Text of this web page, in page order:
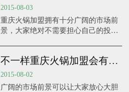
2015-08-03
重庆火锅加盟拥有十分广阔的市场前
景，大家绝对不需要担心自己的投资
不一样重庆火锅加盟会有不一样的美好体验
2015-08-02
广阔的市场前景可以让大家放心大胆